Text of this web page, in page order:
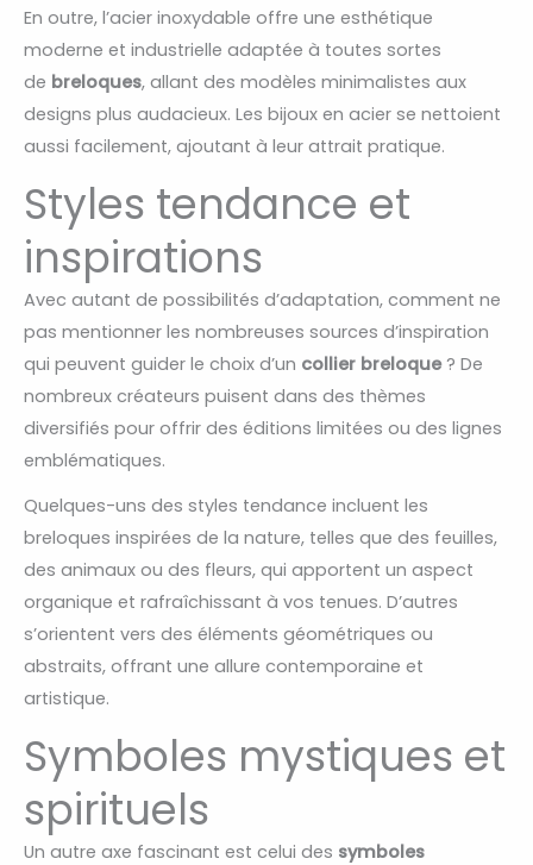
En outre, l’acier inoxydable offre une esthétique
moderne et industrielle adaptée à toutes sortes
de breloques, allant des modèles minimalistes aux
designs plus audacieux. Les bijoux en acier se nettoient
aussi facilement, ajoutant à leur attrait pratique.
Styles tendance et
inspirations
Avec autant de possibilités d’adaptation, comment ne
pas mentionner les nombreuses sources d’inspiration
qui peuvent guider le choix d’un collier breloque? De
nombreux créateurs puisent dans des thèmes
diversifiés pour offrir des éditions limitées ou des lignes
emblématiques.
Quelques-uns des styles tendance incluent les
breloques inspirées de la nature, telles que des feuilles,
des animaux ou des fleurs, qui apportent un aspect
organique et rafraîchissant à vos tenues. D’autres
s’orientent vers des éléments géométriques ou
abstraits, offrant une allure contemporaine et
artistique.
Symboles mystiques et
spirituels
Un autre axe fascinant est celui des symboles